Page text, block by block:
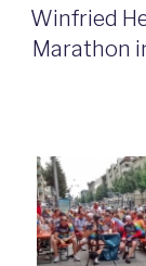
AM
Winfried
Marathon